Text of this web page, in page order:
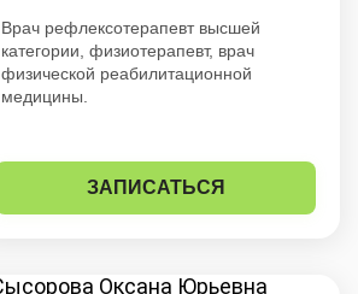
Врач рефлексотерапевт высшей
категории, физиотерапевт, врач
физической реабилитационной
медицины.
ЗАПИСАТЬСЯ